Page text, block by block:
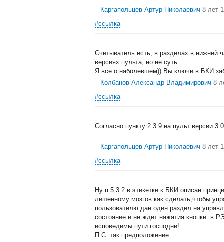
– Каргапольцев Артур Николаевич 8 лет
#ссылка
Считыватель есть, в разделах в нижней
версиях пульта, но не суть.
Я все о наболевшем)) Вы ключи в БКИ
– Колбанов Александр Владимирович 8
#ссылка
Согласно пункту 2.3.9 на пульт версии
– Каргапольцев Артур Николаевич 8 лет
#ссылка
Ну п.5.3.2 в этикетке к БКИ описан
лишенному мозгов как сделать,чтобы
пользователю дан один раздел на
состояние и не ждет нажатия кнопки. в
исповедимы пути господни!
П.С. так предположение